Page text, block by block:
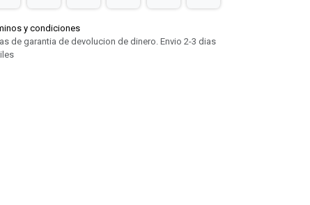
y condiciones
de garantia de devolucion de dinero. Envio 2-3 dias